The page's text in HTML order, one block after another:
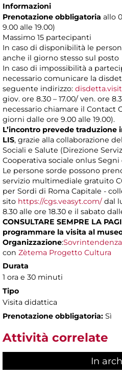
Informazioni
Prenotazione obbligatoria allo
9.00 alle 19.00)
Massimo 15 partecipanti
In caso di disponibilità le
anche il giorno stesso sul posto
In caso di impossibilità a
necessario comunicare la
seguente indirizzo:
giov. ore 8.30 – 17.00/ ven. ore
necessario chiamare il Contact
giorni dalle ore 9.00 alle 19.00).
L’incontro prevede
LIS, grazie alla collaborazione
Sociali e Salute (Direzione
Cooperativa sociale onlus Segni
Le persone sorde possono
servizio multimediale gratuito
per Sordi di Roma Capitale -
sito https://cgs.veasyt.com/dal
8.30 alle ore 18.30 e il sabato
CONSULTARE SEMPRE LA
programmare la visita al
Organizzazione:
con Zètema Progetto Cultura
Durata
1 ora e 30 minuti
Tipo
Visita didattica
Prenotazione obbligatoria: Sì
Attività correlate
In